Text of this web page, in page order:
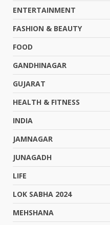
ENTERTAINMENT
FASHION & BEAUTY
FOOD
GANDHINAGAR
GUJARAT
HEALTH & FITNESS
INDIA
JAMNAGAR
JUNAGADH
LIFE
LOK SABHA 2024
MEHSHANA